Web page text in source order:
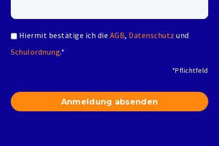
Hiermit bestätige ich die AGB, Datenschutz und
Schulordnung.*
*Pflichtfeld